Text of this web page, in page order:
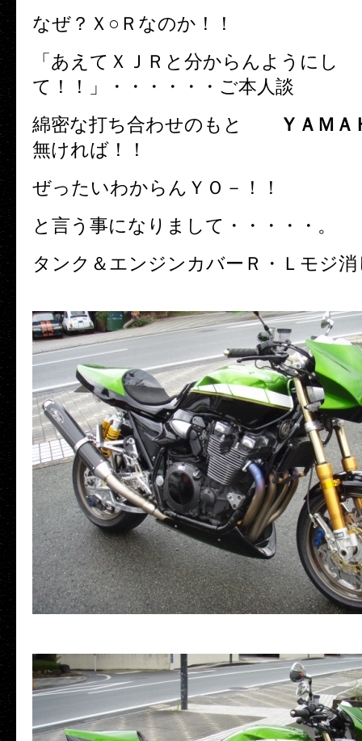
なぜ？Ｘ○Ｒなのか！！
「あえてＸＪＲと分からんようにし
て！！」・・・・・・ご本人談
綿密な打ち合わせのもと
ＹＡＭＡ
無ければ！！
ぜったいわからんＹＯ－！！
と言う事になりまして・・・・・。
タンク＆エンジンカバーＲ・Ｌモジ